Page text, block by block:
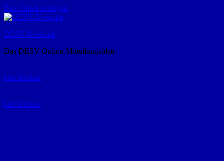
Zum Inhalt springen
DESV-News.de
Das DESV-Online-Mitteilungsblatt
hier klicken
hier klicken